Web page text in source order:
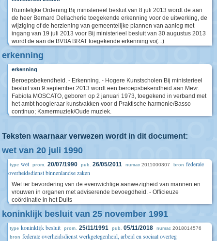
Ruimtelijke Ordening Bij ministerieel besluit van 8 juli 2013 wordt de aan
de heer Bernard Dellacherie toegekende erkenning voor de uitwerking, de
wijziging of de herziening van gemeentelijke plannen van aanleg met
ingang van 19 juli 2013 voor Bij ministerieel besluit van 30 augustus 2013
wordt de aan de BVBA BRAT toegekende erkenning vo(...)
erkenning
erkenning
Beroepsbekendheid. - Erkenning. - Hogere Kunstscholen Bij ministerieel
besluit van 9 september 2013 wordt een beroepsbekendheid aan Mevr.
Fabiola MOSCATO, geboren op 2 januari 1973, toegekend in verband met
het ambt hoogleraar kunstvakken voor d Praktische harmonie/Basso
continuo; Kamermuziek/Oude muziek.
Teksten waarnaar verwezen wordt in dit document:
wet van 20 juli 1990
type wet prom. 20/07/1990 pub. 26/05/2011 numac 2011000307 bron federale
overheidsdienst binnenlandse zaken
Wet ter bevordering van de evenwichtige aanwezigheid van mannen en
vrouwen in organen met adviserende bevoegdheid. - Officieuze
coördinatie in het Duits
koninklijk besluit van 25 november 1991
type koninklijk besluit prom. 25/11/1991 pub. 05/11/2018 numac 2018014576
bron federale overheidsdienst werkgelegenheid, arbeid en sociaal overleg